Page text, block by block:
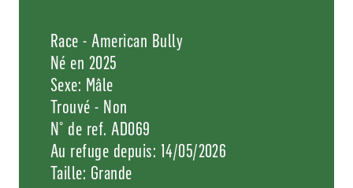
Race - American Bully
Né en 2025
Sexe: Mâle
Trouvé - Non
N° de ref. AD069
Au refuge depuis: 14/05/2026
Taille: Grande